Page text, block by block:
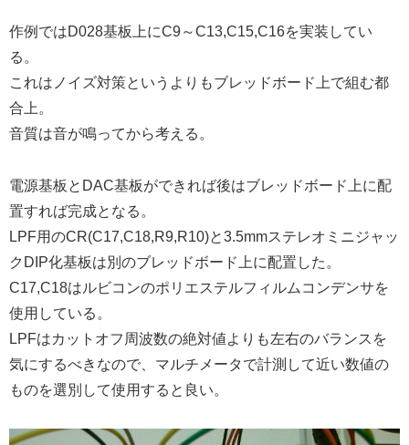
作例ではD028基板上にC9～C13,C15,C16を実装してい
る。
これはノイズ対策というよりもブレッドボード上で組む都
合上。
音質は音が鳴ってから考える。
電源基板とDAC基板ができれば後はブレッドボード上に配
置すれば完成となる。
LPF用のCR(C17,C18,R9,R10)と3.5mmステレオミニジャッ
クDIP化基板は別のブレッドボード上に配置した。
C17,C18はルビコンのポリエステルフィルムコンデンサを
使用している。
LPFはカットオフ周波数の絶対値よりも左右のバランスを
気にするべきなので、マルチメータで計測して近い数値の
ものを選別して使用すると良い。